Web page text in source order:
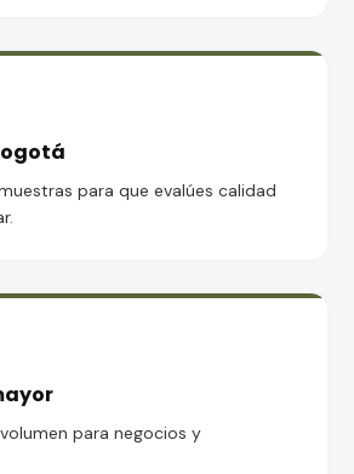
para que evalúes calidad
para negocios y